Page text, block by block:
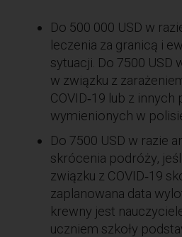
Do 500 000 USD w
leczenia za granicą i
sytuacji. Do 7500 USD
w związku z
COVID‑19 lub z
wymienionych w
Do 7500 USD w razie
skrócenia podróży,
związku z COVID‑19
zaplanowana data
krewny jest
uczniem szkoły